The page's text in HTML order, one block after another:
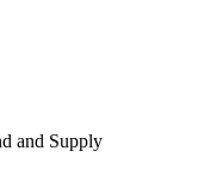
and Supply